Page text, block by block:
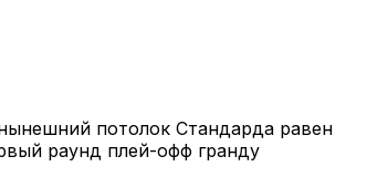
потолок Стандарда равен
раунд плей-офф гранду